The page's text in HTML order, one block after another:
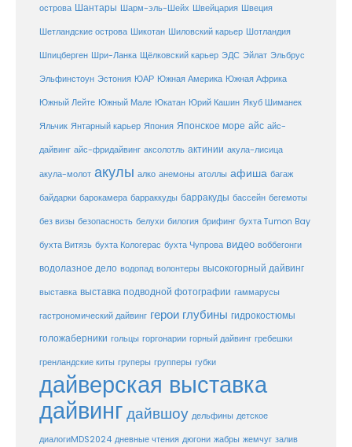
острова Шантары Шарм-эль-Шейх Швейцария Швеция
Шетландские острова Шикотан Шиловский карьер Шотландия
Шпицберген Шри-Ланка Щёлковский карьер ЭДС Эйлат Эльбрус
Эльфинстоун Эстония ЮАР Южная Америка Южная Африка
Южный Лейте Южный Мале Юкатан Юрий Кашин Якуб Шиманек
Яльчик Янтарный карьер Япония Японское море айс айс-
дайвинг айс-фридайвинг аксолотль актинии акула-лисица
акула-молот акулы алко анемоны атоллы афиша багаж
байдарки барокамера барраккуды барракуды бассейн бегемоты
без визы безопасность белухи билогия брифинг бухта Tumon Bay
бухта Витязь бухта Кологерас бухта Чупрова видео воббегонги
водолазное дело водопад волонтеры высокогорный дайвинг
выставка выставка подводной фотографии гаммарусы
гастрономический дайвинг герои глубины гидрокостюмы
голожаберники гольцы горгонарии горный дайвинг гребешки
гренландские киты груперы групперы губки
дайверская выставка
дайвингдайвшоу дельфины детское
диалогиMDS2024 дневные чтения дюгони жабры жемчуг залив